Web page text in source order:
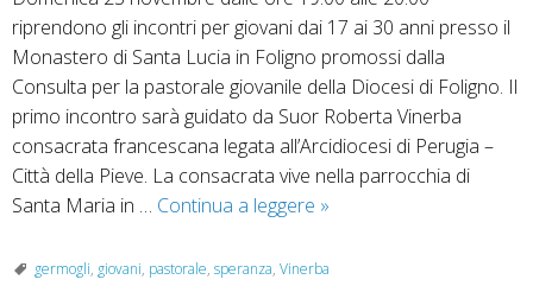
riprendono gli incontri per giovani dai 17 ai 30 anni presso il
Monastero di Santa Lucia in Foligno promossi dalla
Consulta per la pastorale giovanile della Diocesi di Foligno. Il
primo incontro sarà guidato da Suor Roberta Vinerba
consacrata francescana legata all’Arcidiocesi di Perugia –
Città della Pieve. La consacrata vive nella parrocchia di
Santa Maria in … Continua a leggere Riprendono
germogli
»
germogli, giovani, pastorale, speranza, Vinerba